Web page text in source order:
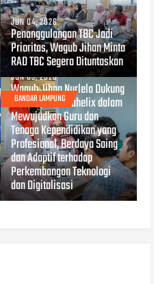
JUN 04, 2026
Penanggulangan TBC Jadi
Prioritas, Wagub Jihan Minta
RAD TBC Segera Dituntaskan
BANDAR LAMPUNG
JUN 03, 2026
Wagub Jihan Nurlela Dukung
Kolaborasi Hexahelix dalam
Mewujudkan Guru dan
Tenaga Kependidikan yang
Profesional, Berdaya Saing
dan Adaptif terhadap
Perkembangan Teknologi
dan Digitalisasi